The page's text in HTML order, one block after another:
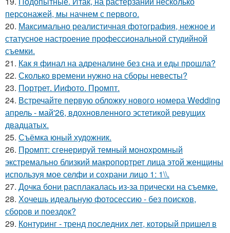
персонажей, мы начнем с первого.
20. Максимально реалистичная фотография, нежное и
статусное настроение профессиональной студийной
съемки.
21. Как я финал на адреналине без сна и еды прошла?
22. Сколько времени нужно на сборы невесты?
23. Портрет. Иифото. Промпт.
24. Встречайте первую обложку нового номера Wedding
апрель - май'26, вдохновленного эстетикой ревущих
двадцатых.
25. Съёмка юный художник.
26. Промпт: сгенерируй темный монохромный
экстремально близкий макропортрет лица этой женщины
используя мое селфи и сохрани лицо 1: 1\\.
27. Дочка бони расплакалась из-за прически на съемке.
28. Хочешь идеальную фотосессию - без поисков,
сборов и поездок?
29. Контуринг - тренд последних лет, который пришел в